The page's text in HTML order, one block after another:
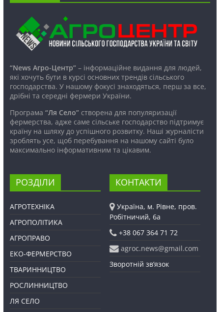
“News Агро-Центр”– інформаційне видання для людей,
які хочуть бути в курсі основних трендів сільського
господарства. У нашому фокусі знаходяться, перш за все,
дрібні та середні фермери України.
Програма “Ля Село”створена для популяризації
фермерства, адже саме сільське господарство підтримує
країну на шляху до успішного розвитку. Наші журналісти
зроблять усе, щоб перебування на нашому сайті було
максимально інформативним та цікавим.
РОЗДІЛИ
АГРОТЕХНІКА
АГРОПОЛІТИКА
АГРОПРАВО
ЕКО-ФЕРМЕРСТВО
ТВАРИННИЦТВО
РОСЛИННИЦТВО
ЛЯ СЕЛО
КОНТАКТИ
Україна, м. Рівне, пров.
Робітничий, 6а
+38 067 364 71 72
agroc.news@gmail.com
Зворотній зв’язок